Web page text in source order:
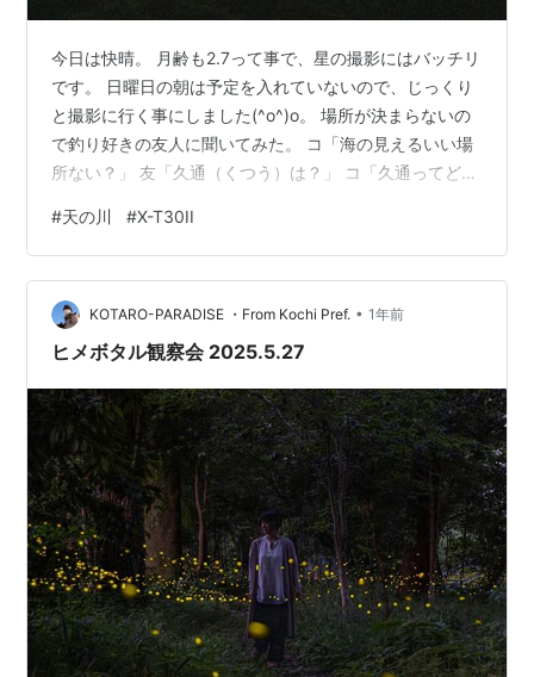
今日は快晴。 月齢も2.7って事で、星の撮影にはバッチリ
です。 日曜日の朝は予定を入れていないので、じっくり
と撮影に行く事にしました(^o^)o。 場所が決まらないの
で釣り好きの友人に聞いてみた。 コ「海の見えるいい場
所ない？」 友「久通（くつう）は？」 コ「久通ってど
い場所がまだまだありますね。 明るいうちに行ってみま
したが、日の出を見るにはいい感じですが、背景に天の
川は厳しそう。 小さな集落を後にして、別の場所を探し
ます。 久礼まで行きましたが、撮影場所が決まらない。
少し登って七子峠で1枚。 FUJIFILM X-T30II + XF…
#天の川 #X-T30II
KOTARO-PARADISE ・From Kochi Pref. • 1年前
ヒメボタル観察会 2025.5.27